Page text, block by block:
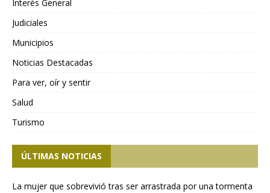
Interés General
Judiciales
Municipios
Noticias Destacadas
Para ver, oír y sentir
Salud
Turismo
ÚLTIMAS NOTICIAS
La mujer que sobrevivió tras ser arrastrada por una tormenta